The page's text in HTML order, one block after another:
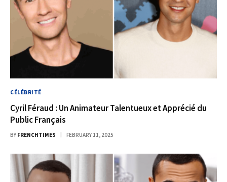
CÉLÉBRITÉ
Cyril Féraud : Un Animateur Talentueux et Apprécié du
Public Français
BY FRENCHTIMES FEBRUARY 11, 2025